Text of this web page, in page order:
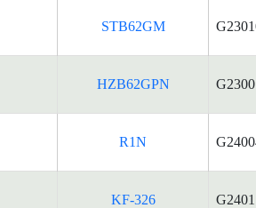
STB62GM
HZB62GPN
R1N
KF-326